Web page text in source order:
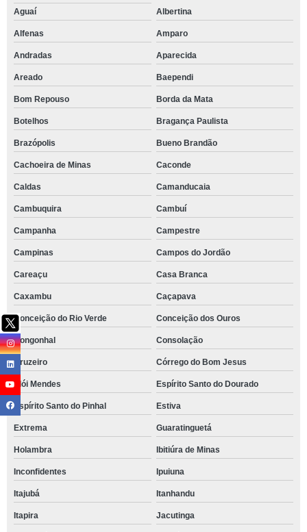
Aguaí
Albertina
Alfenas Amparo
Andradas Aparecida
Areado Baependi
Bom Repouso Borda da Mata
Botelhos Bragança Paulista
Brazópolis Bueno Brandão
Cachoeira de Minas Caconde
Caldas Camanducaia
Cambuquira Cambuí
Campanha Campestre
Campinas Campos do Jordão
Careaçu Casa Branca
Caxambu Caçapava
Conceição do Rio Verde Conceição dos Ouros
Congonhal Consolação
Cruzeiro Córrego do Bom Jesus
Elói Mendes Espírito Santo do Dourado
Espírito Santo do Pinhal Estiva
Extrema Guaratinguetá
Holambra Ibitiúra de Minas
Inconfidentes Ipuiuna
Itajubá Itanhandu
Itapira Jacutinga